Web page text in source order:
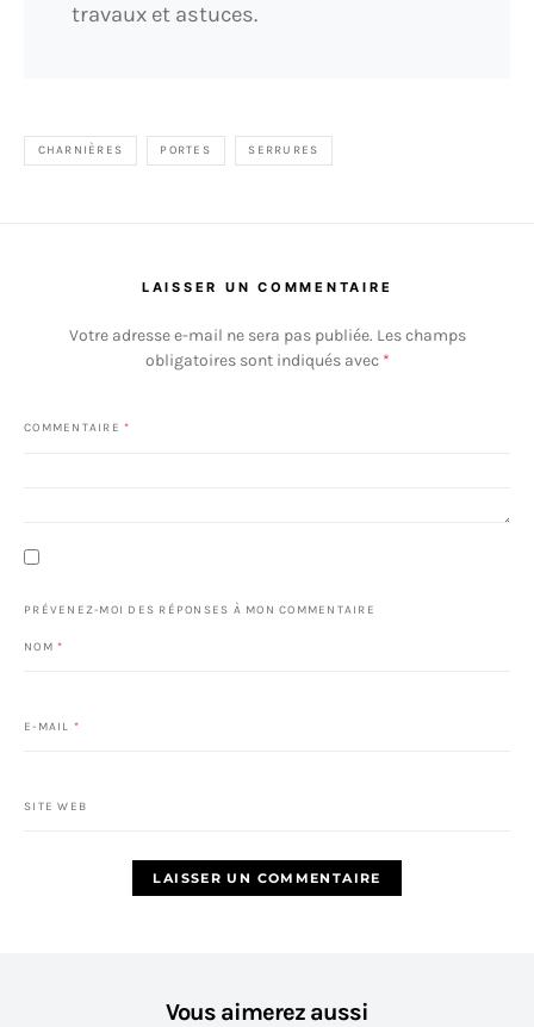
travaux et astuces.
CHARNIÈRES PORTES SERRURES
LAISSER UN COMMENTAIRE
Votre adresse e-mail ne sera pas publiée. Les champs
obligatoires sont indiqués avec *
COMMENTAIRE *
PRÉVENEZ-MOI DES RÉPONSES À MON COMMENTAIRE
NOM *
E-MAIL *
SITE WEB
Vous aimerez aussi